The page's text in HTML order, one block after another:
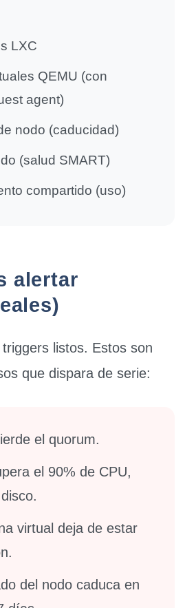
LXC
QEMU (con
agent)
nodo (caducidad)
(salud SMART)
compartido (uso)
alertar
listos. Estos son
que dispara de serie:
el quorum.
el 90% de CPU,
virtual deja de estar
.
del nodo caduca en